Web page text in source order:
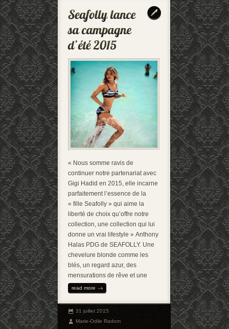
« Nous somme ravis de
continuer notre partenariat avec
Gigi Hadid en 2015, elle incarne
parfaitement l’essence de la
« fille Seafolly » qui aime la
liberté de choix qu’offre notre
collection, une collection qui lui
donne un vrai lifestyle » Anthony
Halas PDG de SEAFOLLY. Une
chevelure blonde comme les
blés, un regard azur, des
mensurations de rêve et une
read more
31 juillet 2015
Marie-Odile Radom